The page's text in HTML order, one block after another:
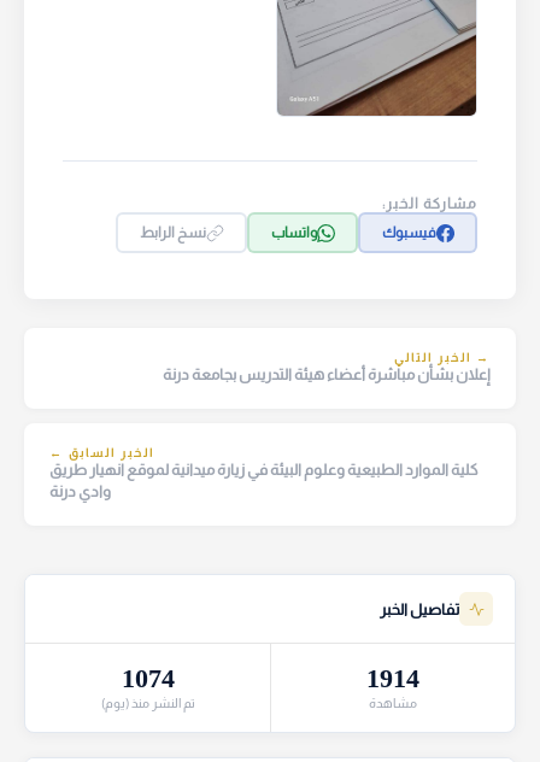
مشاركة الخبر:
فيسبوك
واتساب نسخ الرابط
→ الخبر التالي
إعلان بشأن مباشرة أعضاء هيئة التدريس بجامعة درنة
الخبر السابق ←
كلية الموارد الطبيعية وعلوم البيئة في زيارة ميدانية لموقع انهيار طريق
وادي درنة
تفاصيل الخبر
1914
مشاهدة
1074
تم النشر منذ (يوم)